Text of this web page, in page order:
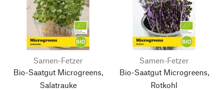
Samen-Fetzer
Bio-Saatgut Microgreens,
Salatrauke
Samen-Fetzer
Bio-Saatgut Microgreens,
Rotkohl